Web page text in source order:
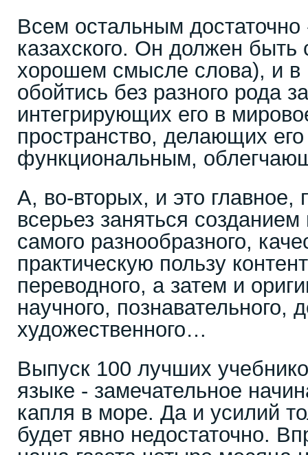
Всем остальным достаточно
казахского. Он должен
хорошем смысле слова), и в
обойтись без разного рода
интегрирующих его в
пространство, делающих
функциональным,
А, во-вторых, и это главное,
всерьез заняться
самого разнообразного,
практическую пользу
переводного, а затем и
научного, познавательного,
художественного…
Выпуск 100 лучших
языке - замечательное
капля в море. Да и усилий
будет явно недостаточно.